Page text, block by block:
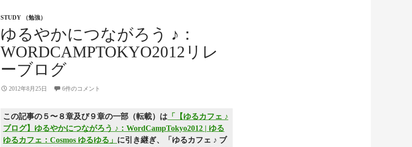
STUDY （勉強）
ゆるやかにつながろう ♪：
WORDCAMPTOKYO2012リレ
ーブログ
2012年8月25日 6件のコメント
この記事の５〜８章及び９章の一部（転載）は 「【ゆるカフェ ♪
ブログ】ゆるやかにつながろう ♪：WordCampTokyo2012 | ゆる
ゆるカフェ：Cosmos ゆるゆる」 に引き継ぎ、「ゆるカフェ ♪ ブ